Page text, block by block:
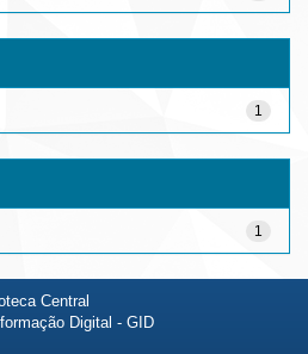
1
1
Central
Digital - GID